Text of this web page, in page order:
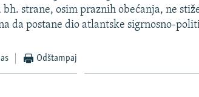
strane, osim praznih obećanja, ne
da postane dio atlantske sigrnosno-
Odštampaj